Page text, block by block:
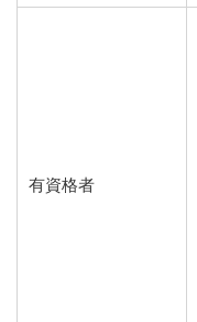
有資格者